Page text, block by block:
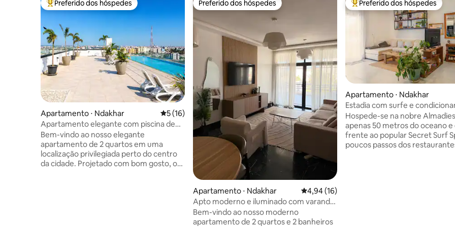
Entre os melhores preferidos dos hóspedes
Preferido dos hóspedes
Apartamento ⋅ Ndakhar 5 de uma avaliação média de 5, 16 avaliações
5 (16)
Apartamento elegante com piscina de
borda infinita, academia e segurança 24h
Bem-vindo ao nosso elegante
apartamento de 2 quartos em uma
localização privilegiada perto do centro
da cidade. Projetado com bom gosto, o
Preferido dos hóspedes
Preferido dos hóspedes
Apartamento ⋅ Ndakhar 4,94 de uma avaliação média de 5, 16
4,94 (16)
Apto moderno e iluminado com varanda
espaçosa.
Bem-vindo ao nosso moderno
apartamento de 2 quartos e 2 banheiros
Entre os melhores preferidos
Preferido dos hóspedes
Apartamento ⋅ Ndakhar
Estadia com surfe e
físico | A 50 m do mar
Hospede-se na nobre
apenas 50 metros do oceano e
frente ao popular Secret Surf
poucos passos dos